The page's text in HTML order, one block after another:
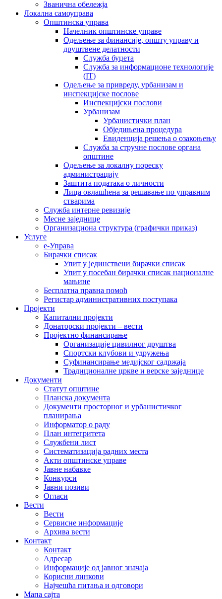
Званична обележја
Локална самоуправа
Општинска управа
Начелник општинске управе
Одељење за финансије, општу управу и
друштвене делатности
Служба буџета
Служба за информационе технологије
(IT)
Одељење за привреду, урбанизам и
инспекцијске послове
Инспекцијски послови
Урбанизам
Урбанистички план
Обједињена процедура
Евиденција решења о озакоњењу
Служба за стручне послове органа
општине
Одељење за локалну пореску
администрацију
Заштита података о личности
Лица овлашћена за решавање по управним
стварима
Служба интерне ревизије
Месне заједнице
Организациона структура (графички приказ)
Услуге
е-Управа
Бирачки списак
Упит у јединствени бирачки списак
Упит у посебан бирачки списак националне
мањине
Бесплатна правна помоћ
Регистар административних поступака
Пројекти
Капитални пројекти
Донаторски пројекти – вести
Пројектно финансирање
Организације цивилног друштва
Спортски клубови и удружења
Суфинансирање медијског садржаја
Традиционалне цркве и верске заједнице
Документи
Статут општине
Планска документа
Документи просторног и урбанистичког
планирања
Информатор о раду
План интегритета
Службени лист
Систематизација радних места
Акти општинске управе
Јавне набавке
Конкурси
Јавни позиви
Огласи
Вести
Вести
Сервисне информације
Архива вести
Контакт
Контакт
Адресар
Информације од јавног значаја
Корисни линкови
Најчешћа питања и одговори
Мапа сајта